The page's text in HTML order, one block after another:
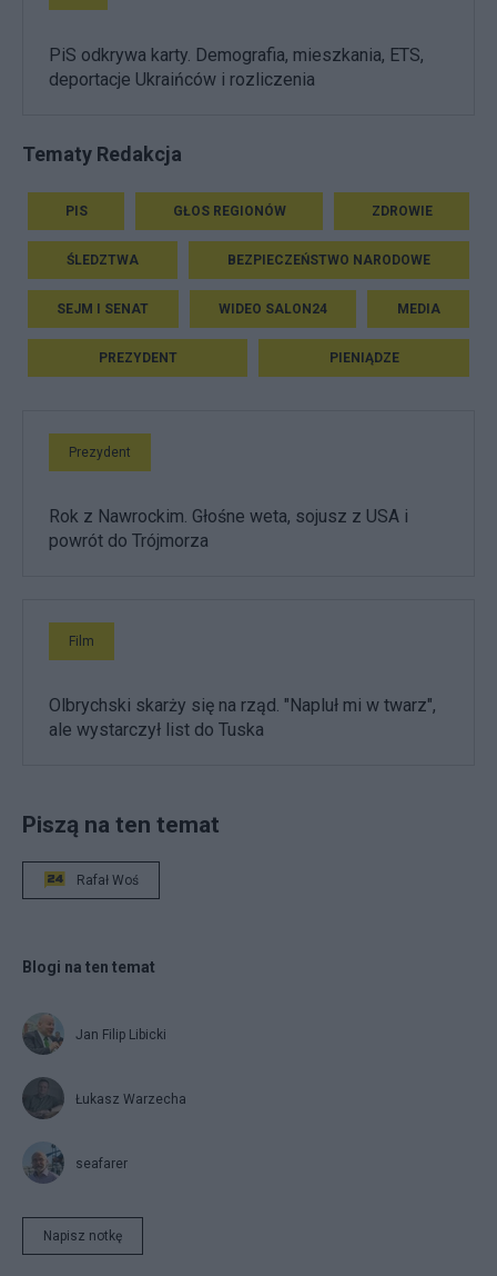
PiS odkrywa karty. Demografia, mieszkania, ETS,
deportacje Ukraińców i rozliczenia
Tematy Redakcja
PIS GŁOS REGIONÓW ZDROWIE
ŚLEDZTWA BEZPIECZEŃSTWO NARODOWE
SEJM I SENAT WIDEO SALON24 MEDIA
PREZYDENT PIENIĄDZE
Prezydent
Rok z Nawrockim. Głośne weta, sojusz z USA i
powrót do Trójmorza
Film
Olbrychski skarży się na rząd. "Napluł mi w twarz",
ale wystarczył list do Tuska
Piszą na ten temat
Rafał Woś
Blogi na ten temat
Jan Filip Libicki
Łukasz Warzecha
seafarer
Napisz notkę